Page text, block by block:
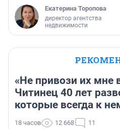
Екатерина Торопова
директор агентства
недвижимости
«Не привози их мне
Читинец 40 лет
которые всегда к
18 часов 12 668 11